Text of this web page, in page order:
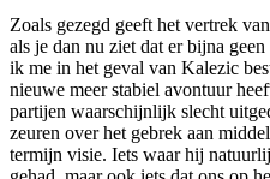
Zoals gezegd geeft het vertrek
als je dan nu ziet dat er bijna
ik me in het geval van Kalezic
nieuwe meer stabiel avontuur
partijen waarschijnlijk slecht
zeuren over het gebrek aan
termijn visie. Iets waar hij